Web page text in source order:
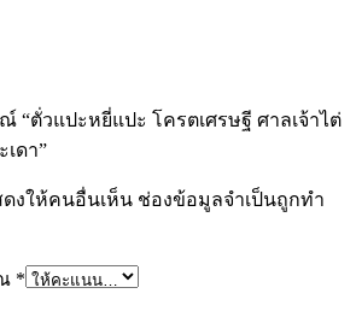
“ตั่วแปะหยี่แปะ โครตเศรษฐี ศาลเจ้าไต่
เดา”
งให้คนอื่นเห็น ช่องข้อมูลจำเป็นถูกทำ
*